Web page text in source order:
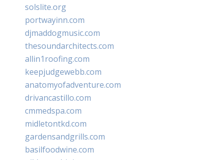
solslite.org
portwayinn.com
djmaddogmusic.com
thesoundarchitects.com
allin1roofing.com
keepjudgewebb.com
anatomyofadventure.com
drivancastillo.com
cmmedspa.com
midletontkd.com
gardensandgrills.com
basilfoodwine.com